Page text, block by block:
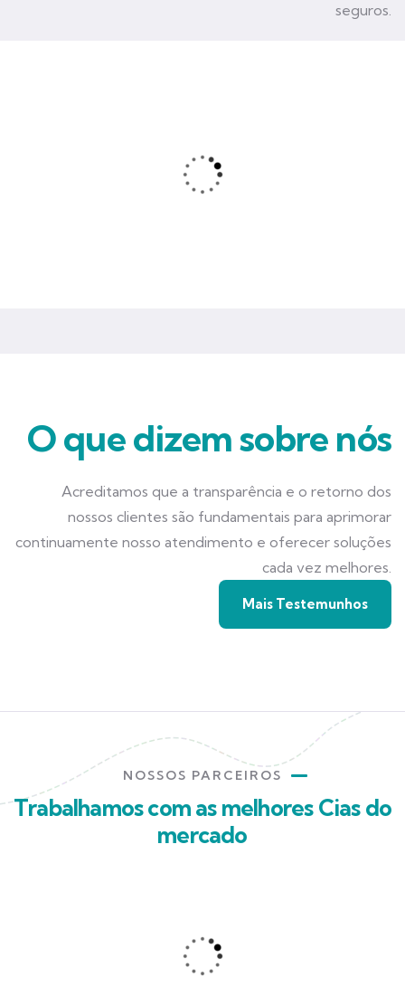
seguros.
O que dizem sobre nós
Acreditamos que a transparência e o retorno dos
nossos clientes são fundamentais para aprimorar
continuamente nosso atendimento e oferecer soluções
cada vez melhores.
Mais Testemunhos
NOSSOS PARCEIROS
Trabalhamos com as melhores Cias do
mercado